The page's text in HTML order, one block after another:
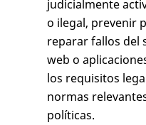
judicialmente
o ilegal, prevenir
reparar fallos del
web o
los requisitos
normas
políticas.